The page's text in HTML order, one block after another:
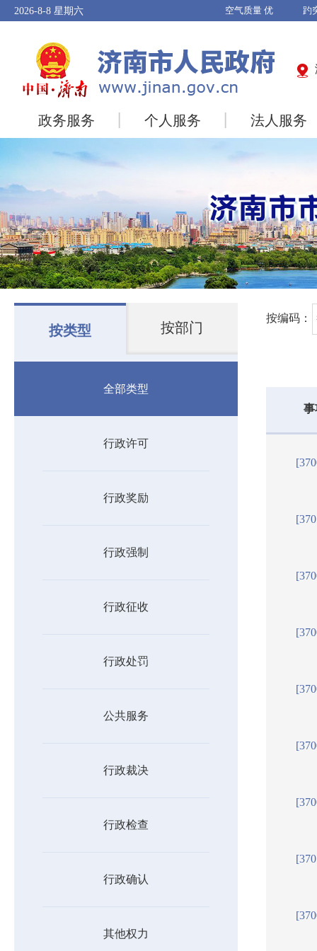
2026-8-8 星期六
政务服务 个人服务 法人服务
按类型 按部门
全部类型
行政许可
行政奖励
行政强制
行政征收
行政处罚
公共服务
行政裁决
行政检查
行政确认
其他权力
按编码：
事